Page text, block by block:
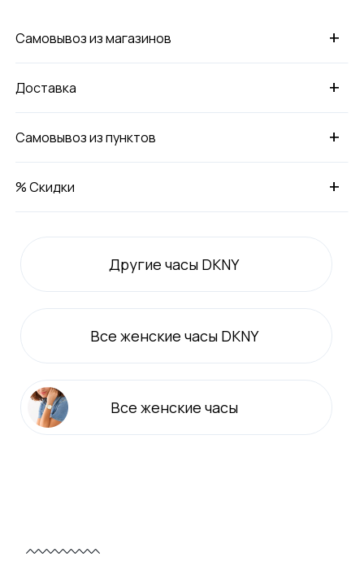
+
Самовывоз из магазинов
+
Доставка
+
Самовывоз из пунктов
+
% Скидки
Другие часы DKNY
Все женские часы DKNY
Все женские часы